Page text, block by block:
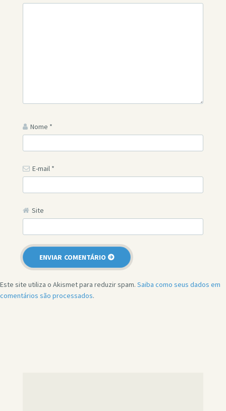
Nome *
E-mail *
Site
Este site utiliza o Akismet para reduzir spam. Saiba como seus dados em
comentários são processados.